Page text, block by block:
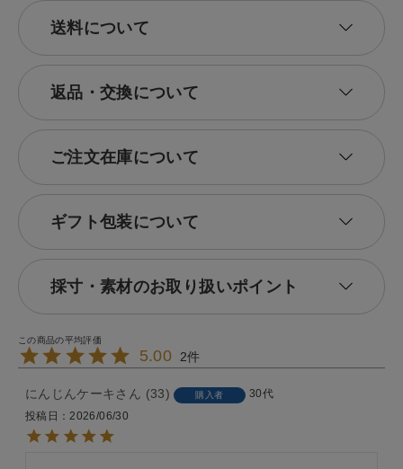
送料について
返品・交換について
ご注文在庫について
ギフト包装について
採寸・素材のお取り扱いポイント
5.00 2
にんじんケーキ 33 購入者
30代
投稿日
2026/06/30